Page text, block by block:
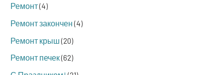
Ремонт(4)
Ремонт закончен(4)
Ремонт крыш(20)
Ремонт печек(62)